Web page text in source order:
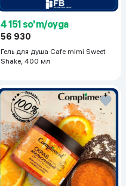
4 151 so'm/oyga
56 930
Гель для душа Cafe mimi Sweet
Shake, 400 мл